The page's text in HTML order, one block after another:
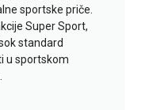
sportske priče.
Super Sport,
standard
u sportskom